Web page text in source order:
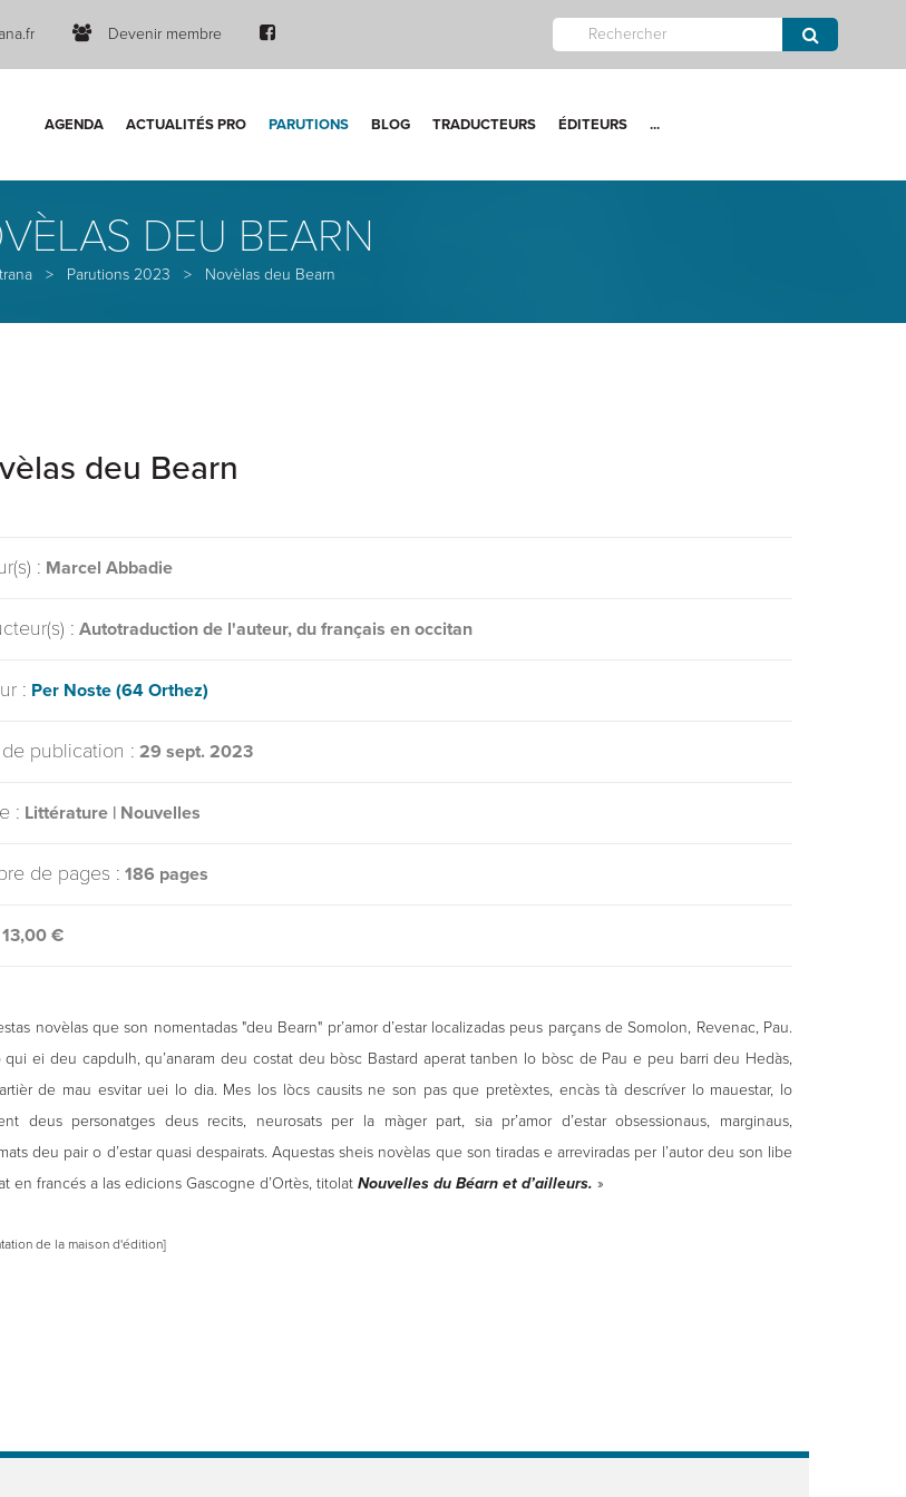
Devenir membre
AGENDA ACTUALITÉS PRO PARUTIONS BLOG TRADUCTEURS ÉDITEURS ...
DEU BEARN
> Parutions 2023 > Novèlas deu Bearn
deu Bearn
: Marcel Abbadie
: Autotraduction de l'auteur, du français en occitan
: Per Noste (64 Orthez)
publication : 29 sept. 2023
: Littérature | Nouvelles
de pages : 186 pages
13,00 €
novèlas que son nomentadas "deu Bearn" pr’amor d’estar localizadas peus parçans de Somolon, Revenac, Pau.
qui ei deu capdulh, qu’anaram deu costat deu bòsc Bastard aperat tanben lo bòsc de Pau e peu barri deu Hedàs,
de mau esvitar uei lo dia. Mes los lòcs causits ne son pas que pretèxtes, encàs tà descríver lo mauestar, lo
deus personatges deus recits, neurosats per la màger part, sia pr’amor d’estar obsessionaus, marginaus,
deu pair o d’estar quasi despairats. Aquestas sheis novèlas que son tiradas e arreviradas per l’autor deu son libe
en francés a las edicions Gascogne d’Ortès, titolat Nouvelles du Béarn et d’ailleurs. »
de la maison d'édition]